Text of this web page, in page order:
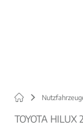
TOYOTA HILUX